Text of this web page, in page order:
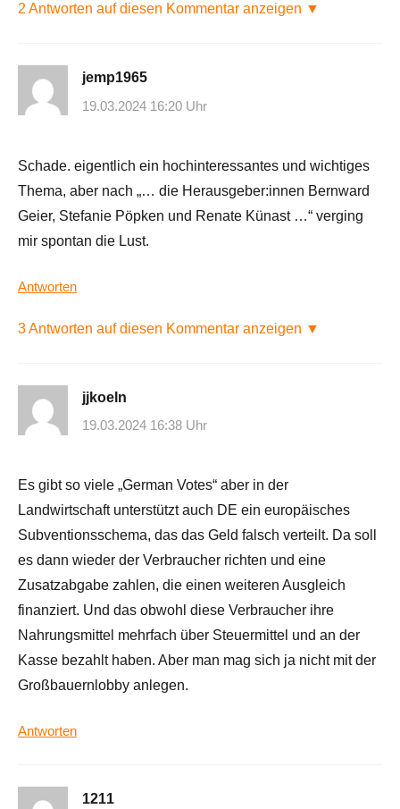
2 Antworten auf diesen Kommentar anzeigen ▼
jemp1965
19.03.2024 16:20 Uhr
Schade. eigentlich ein hochinteressantes und wichtiges
Thema, aber nach „… die Herausgeber:innen Bernward
Geier, Stefanie Pöpken und Renate Künast …“ verging
mir spontan die Lust.
Antworten
3 Antworten auf diesen Kommentar anzeigen ▼
jjkoeln
19.03.2024 16:38 Uhr
Es gibt so viele „German Votes“ aber in der
Landwirtschaft unterstützt auch DE ein europäisches
Subventionsschema, das das Geld falsch verteilt. Da soll
es dann wieder der Verbraucher richten und eine
Zusatzabgabe zahlen, die einen weiteren Ausgleich
finanziert. Und das obwohl diese Verbraucher ihre
Nahrungsmittel mehrfach über Steuermittel und an der
Kasse bezahlt haben. Aber man mag sich ja nicht mit der
Großbauernlobby anlegen.
Antworten
1211